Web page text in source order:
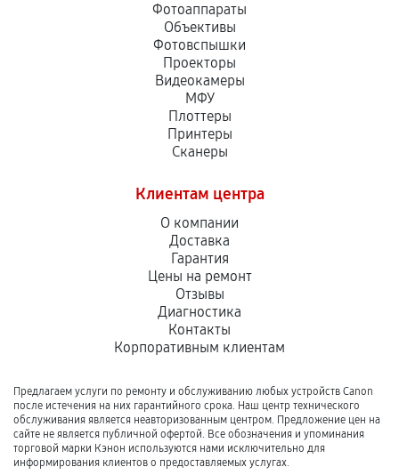
Фотоаппараты
Объективы
Фотовспышки
Проекторы
Видеокамеры
МФУ
Плоттеры
Принтеры
Сканеры
Клиентам центра
О компании
Доставка
Гарантия
Цены на ремонт
Отзывы
Диагностика
Контакты
Корпоративным клиентам
Предлагаем услуги по ремонту и обслуживанию любых устройств Canon
после истечения на них гарантийного срока. Наш центр технического
обслуживания является неавторизованным центром. Предложение цен на
сайте не является публичной офертой. Все обозначения и упоминания
торговой марки Кэнон используются нами исключительно для
информирования клиентов о предоставляемых услугах.